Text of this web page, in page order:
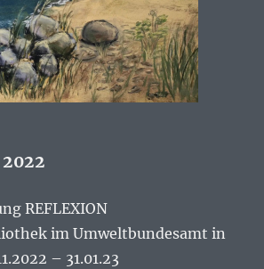
REFLEXION
im Umweltbundesamt in
– 31.01.23